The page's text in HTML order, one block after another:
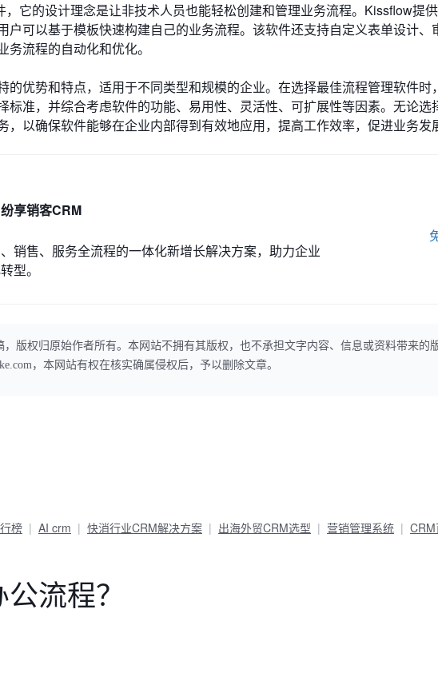
它的设计理念是让非技术人员也能轻松创建和管理业务流程。Kissflow提
户可以基于模板快速构建自己的业务流程。该软件还支持自定义表单设计、
流程的自动化和优化。
的优势和特点，适用于不同类型和规模的企业。在选择最佳流程管理软件时
标准，并综合考虑软件的功能、易用性、灵活性、可扩展性等因素。无论选
，以确保软件能够在企业内部得到有效地应用，提高工作效率，促进业务发
享销客CRM
销售、服务全流程的一体化新增长解决方案，助力企业
型。
版权归原始作者所有。本网站不拥有其版权，也不承担文字内容、信息或资料带来的
，本网站有权在核实确属侵权后，予以删除文章。
榜 AI crm 快消行业CRM解决方案 出海外贸CRM选型 营销管理系统
流程？